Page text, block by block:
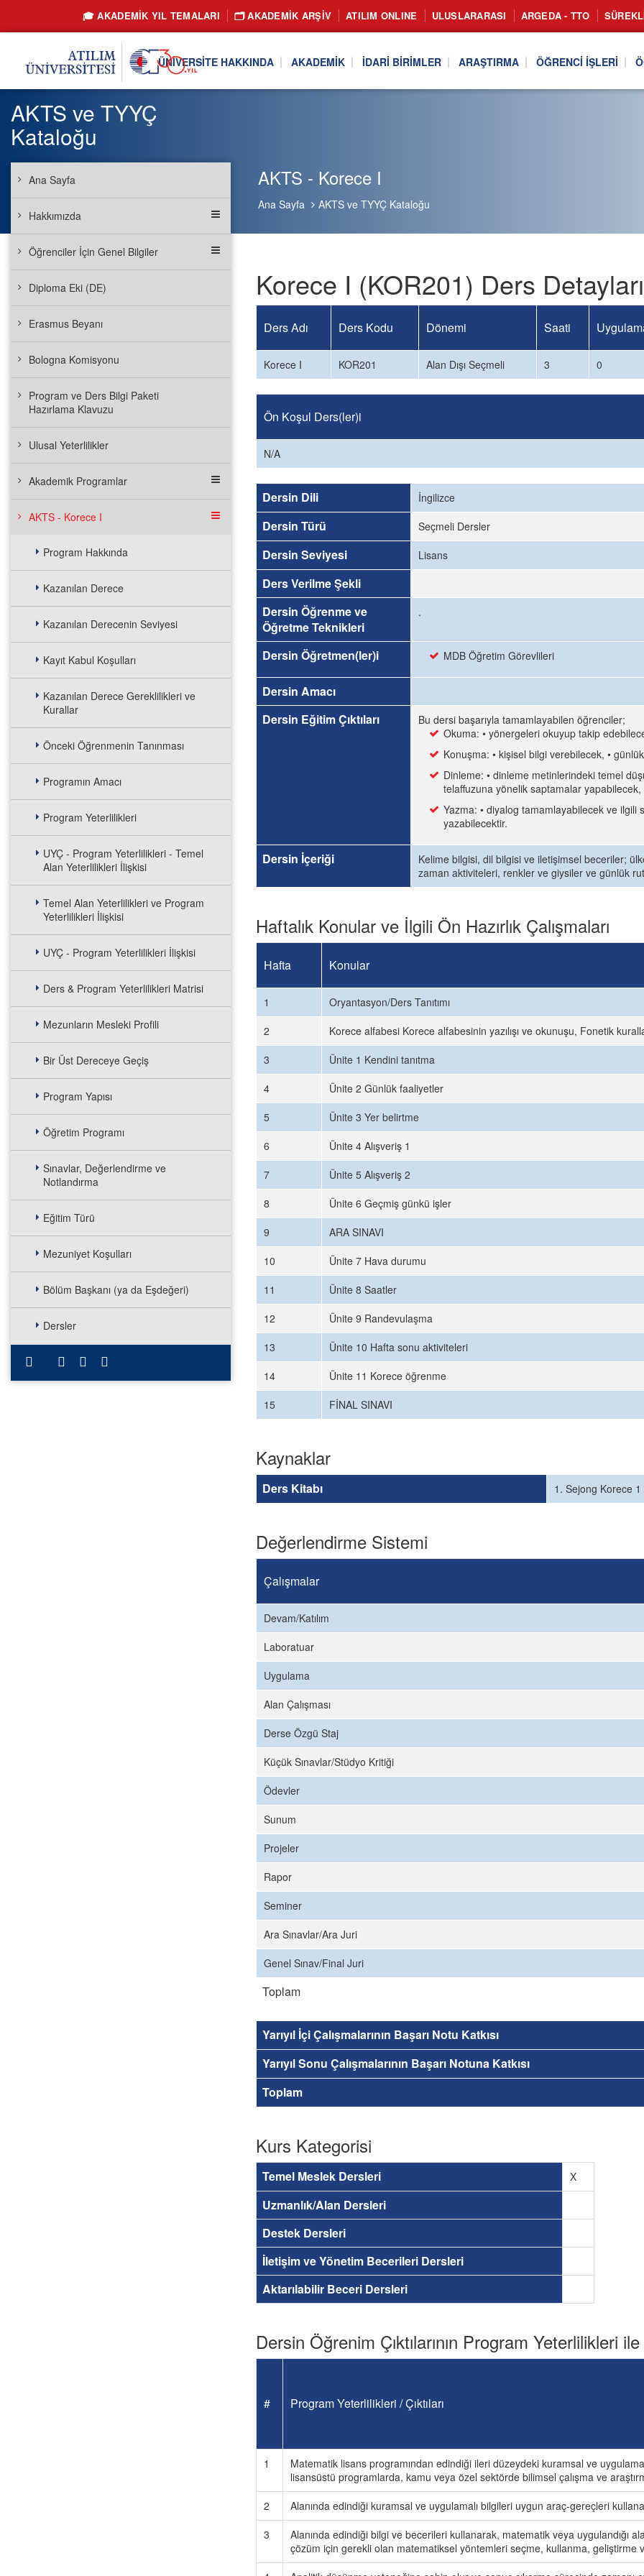
🎓 AKADEMİK YIL TEMALARI 🗂️ AKADEMIK ARŞIV ATILIM ONLINE ULUSLARARASI ARGEDA - TTO
ÜNIVERSITE HAKKINDA AKADEMIK İDARI BIRIMLER ARAŞTIRMA ÖĞRENCI İŞLERI
AKTS - Korece I
Ana Sayfa AKTS ve TYYÇ Kataloğu
AKTS ve TYYÇ
Kataloğu
Ana Sayfa
Hakkımızda
Öğrenciler İçin Genel Bilgiler
Diploma Eki (DE)
Erasmus Beyanı
Bologna Komisyonu
Program ve Ders Bilgi Paketi
Hazırlama Klavuzu
Ulusal Yeterlilikler
Akademik Programlar
AKTS - Korece I
Program Hakkında
Kazanılan Derece
Kazanılan Derecenin Seviyesi
Kayıt Kabul Koşulları
Kazanılan Derece Gereklilikleri ve
Kurallar
Önceki Öğrenmenin Tanınması
Programın Amacı
Program Yeterlilikleri
UYÇ - Program Yeterlilikleri - Temel
Alan Yeterlilikleri İlişkisi
Temel Alan Yeterlilikleri ve Program
Yeterlilikleri İlişkisi
UYÇ - Program Yeterlilikleri İlişkisi
Ders & Program Yeterlilikleri Matrisi
Mezunların Mesleki Profili
Bir Üst Dereceye Geçiş
Program Yapısı
Öğretim Programı
Sınavlar, Değerlendirme ve
Notlandırma
Eğitim Türü
Mezuniyet Koşulları
Bölüm Başkanı (ya da Eşdeğeri)
Dersler
Korece I (KOR201) Ders Detayları
Ders Adı Ders Kodu Dönemi Saati
Korece I KOR201 Alan Dışı Seçmeli 3 0
Ön Koşul Ders(ler)i
N/A
Dersin Dili İngilizce
Dersin Türü Seçmeli Dersler
Dersin Seviyesi Lisans
Ders Verilme Şekli
Dersin Öğrenme ve
Öğretme Teknikleri
.
Dersin Öğretmen(ler)i MDB Öğretim Görevlileri
Dersin Amacı
Dersin Eğitim Çıktıları
Bu dersi başarıyla tamamlayabilen öğrenciler;
Okuma: • yönergeleri okuyup takip
Konuşma: • kişisel bilgi verebilecek, •
Dinleme: • dinleme metinlerindeki temel
telaffuzuna yönelik saptamalar yapabilecek,
Yazma: • diyalog tamamlayabilecek ve ilgili
yazabilecektir.
Dersin İçeriği
Kelime bilgisi, dil bilgisi ve iletişimsel beceriler;
zaman aktiviteleri, renkler ve giysiler ve günlük
Haftalık Konular ve İlgili Ön Hazırlık Çalışmaları
Hafta Konular
1
Oryantasyon/Ders Tanıtımı
2
Korece alfabesi Korece alfabesinin yazılışı ve okunuşu, Fonetik
3
Ünite 1 Kendini tanıtma
4
Ünite 2 Günlük faaliyetler
5
Ünite 3 Yer belirtme
6
Ünite 4 Alışveriş 1
7
Ünite 5 Alışveriş 2
8
Ünite 6 Geçmiş günkü işler
9
ARA SINAVI
10
Ünite 7 Hava durumu
11
Ünite 8 Saatler
12
Ünite 9 Randevulaşma
13
Ünite 10 Hafta sonu aktiviteleri
14
Ünite 11 Korece öğrenme
15
FİNAL SINAVI
Kaynaklar
Ders Kitabı 1. Sejong Korece 1
Değerlendirme Sistemi
Çalışmalar
Devam/Katılım
Laboratuar
Uygulama
Alan Çalışması
Derse Özgü Staj
Küçük Sınavlar/Stüdyo Kritiği
Ödevler
Sunum
Projeler
Rapor
Seminer
Ara Sınavlar/Ara Juri
Genel Sınav/Final Juri
Toplam
Yarıyıl İçi Çalışmalarının Başarı Notu Katkısı
Yarıyıl Sonu Çalışmalarının Başarı Notuna Katkısı
Toplam
Kurs Kategorisi
Temel Meslek Dersleri X
Uzmanlık/Alan Dersleri
Destek Dersleri
İletişim ve Yönetim Becerileri Dersleri
Aktarılabilir Beceri Dersleri
Dersin Öğrenim Çıktılarının Program Yeterlilikleri
# Program Yeterlilikleri / Çıktıları
1
Matematik lisans programından edindiği ileri düzeydeki kuramsal ve
lisansüstü programlarda, kamu veya özel sektörde bilimsel çalışma ve
2
Alanında edindiği kuramsal ve uygulamalı bilgileri uygun araç-gereçleri
3
Alanında edindiği bilgi ve becerileri kullanarak, matematik veya uygulandığı
çözüm için gerekli olan matematiksel yöntemleri seçme, kullanma, geliştirme